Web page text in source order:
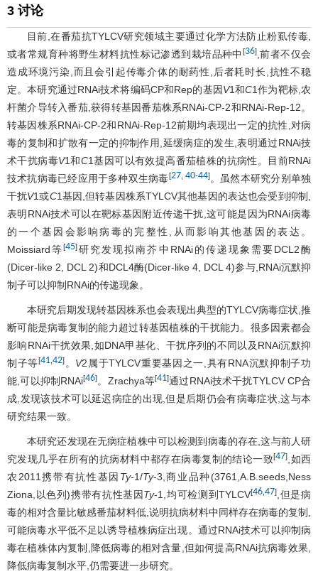
3 讨论
目前,在番茄抗TYLCV研究领域主要通过化学方法防止粉虱传毒,
或者常规育种将野生材料抗性标记渗透到栽培品种中 [36],前者不仅会
造成环境污染,而且会引起传毒介体的耐药性,后者耗时长,抗性不稳
定。本研究通过RNAi技术将编码CP和Rep的基因V1和C1作为靶标,农
杆菌介导转入番茄,获得转基因番茄株系RNAi-CP-2和RNAi-Rep-12。
转基因株系RNAi-CP-2和RNAi-Rep-12前期均表现出一定的抗性,对病
毒的复制和扩散有一定的抑制作用,延缓病症的发生,表明通过RNAi技
术干扰病毒V1和C1基因可以有效提高番茄植株的抗病性。目前RNAi
技术抗病毒已经应用于多种双生病毒[27, 40-44]。虽然本研究分别单独
干扰V1或C1基因,但转基因株系TYLCV其他基因的表达也会受到抑制,
表明RNAi技术可以在靶标基因附近传递干扰,这可能是因为RNAi病毒
的一个基因会影响病毒的完整性,从而影响其他基因的表达。
Moissiard等[45]研究发现拟南芥中RNAi的传递现象需要DCL2酶
(Dicer-like 2, DCL 2)和DCL4酶(Dicer-like 4, DCL 4)参与,RNAi沉默抑
制子可以抑制RNAi的传递现象。
本研究后期发现转基因株系也会表现出典型的TYLCV病毒症状,推
断可能是病毒复制的能力超过转基因植株的干扰能力。很多因素都会
影响RNAi干扰效果,如DNA甲基化、干扰序列的不同以及RNAi沉默抑
制子等[41 42] 。 V2属于TYLCV重要基因之一,具有RNA沉默抑制子功
能,可以抑制RNAi[46]。Zrachya等[41]通过RNAi技术干扰TYLCV CP合
成,发现该技术可以延迟病症的出现,但是后期仍会有病毒症状,这与本
研究结果一致。
本研究还发现在无病症植株中可以检测到病毒的存在,这与前人研
究发现几乎在所有的抗病材料中都存在病毒复制的结论一致[47] ,如西
农2011携带有抗性基因 Ty-1/Ty-3,商业品种(3761,A.B.seeds,Ness
Ziona,以色列)携带有抗性基因Ty-1,均可检测到TYLCV[46 ,47] ,但是病
毒的相对含量比敏感番茄材料低,说明抗病材料中同样存在病毒的复制,
可能病毒水平低不足以诱导植株病症出现。通过RNAi技术可以抑制病
毒在植株体内复制,降低病毒的相对含量,但如何提高RNAi抗病毒效果,
降低病毒复制水平,仍需要进一步研究。